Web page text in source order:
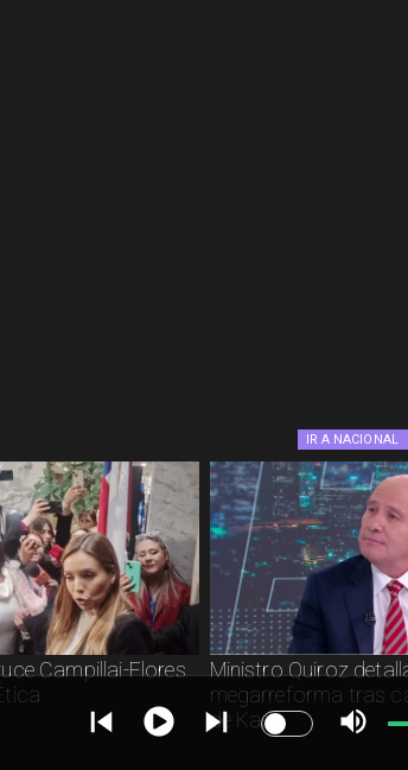
IR A NACIONAL
Campillai-Flores
Ministro Quiroz
megarreforma tras
de Kast